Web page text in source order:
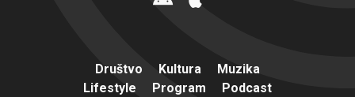
Društvo Kultura
Muzika
Lifestyle
Program
Podcast